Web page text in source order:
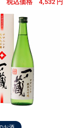
税込価格 4,532 円